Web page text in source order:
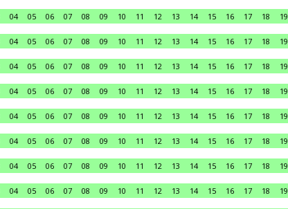
04 05 06 07 08 09 10 11 12 13 14 15 16 17 18 19
04 05 06 07 08 09 10 11 12 13 14 15 16 17 18 19
04 05 06 07 08 09 10 11 12 13 14 15 16 17 18 19
04 05 06 07 08 09 10 11 12 13 14 15 16 17 18 19
04 05 06 07 08 09 10 11 12 13 14 15 16 17 18 19
04 05 06 07 08 09 10 11 12 13 14 15 16 17 18 19
04 05 06 07 08 09 10 11 12 13 14 15 16 17 18 19
04 05 06 07 08 09 10 11 12 13 14 15 16 17 18 19